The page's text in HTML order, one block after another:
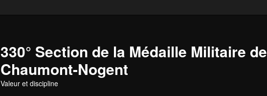
330° Section de la Médaille Militaire de
Chaumont-Nogent
Valeur et discipline